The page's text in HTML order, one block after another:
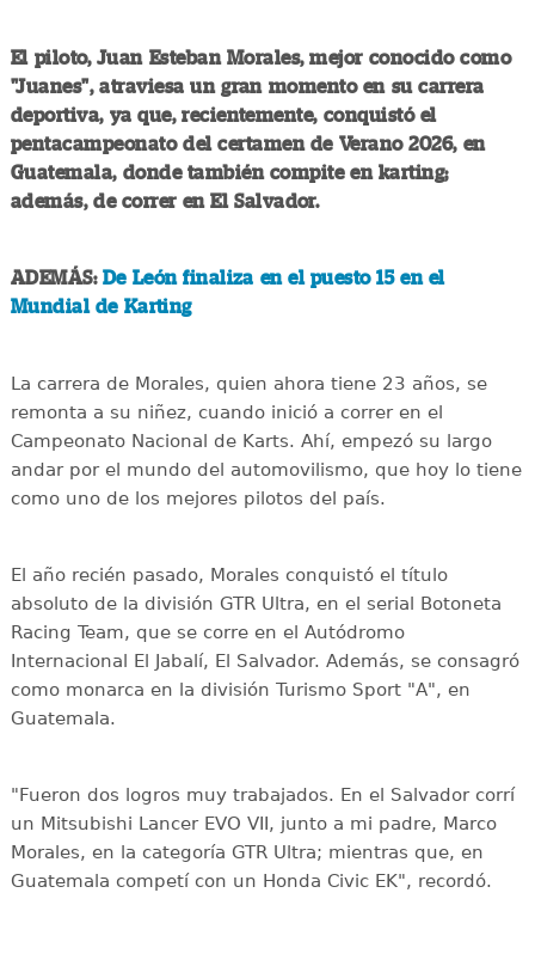
El piloto, Juan Esteban Morales, mejor conocido como
"Juanes", atraviesa un gran momento en su carrera
deportiva, ya que, recientemente, conquistó el
pentacampeonato del certamen de Verano 2026, en
Guatemala, donde también compite en karting;
además, de correr en El Salvador.
ADEMÁS: De León finaliza en el puesto 15 en el
Mundial de Karting
La carrera de Morales, quien ahora tiene 23 años, se
remonta a su niñez, cuando inició a correr en el
Campeonato Nacional de Karts. Ahí, empezó su largo
andar por el mundo del automovilismo, que hoy lo tiene
como uno de los mejores pilotos del país.
El año recién pasado, Morales conquistó el título
absoluto de la división GTR Ultra, en el serial Botoneta
Racing Team, que se corre en el Autódromo
Internacional El Jabalí, El Salvador. Además, se consagró
como monarca en la división Turismo Sport "A", en
Guatemala.
"Fueron dos logros muy trabajados. En el Salvador corrí
un Mitsubishi Lancer EVO VII, junto a mi padre, Marco
Morales, en la categoría GTR Ultra; mientras que, en
Guatemala competí con un Honda Civic EK", recordó.